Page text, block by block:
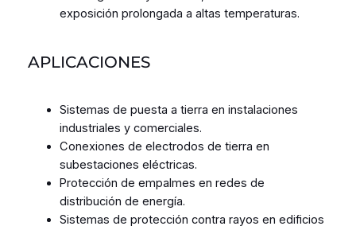
exposición prolongada a altas temperaturas.
APLICACIONES
Sistemas de puesta a tierra en instalaciones
industriales y comerciales.
Conexiones de electrodos de tierra en
subestaciones eléctricas.
Protección de empalmes en redes de
distribución de energía.
Sistemas de protección contra rayos en edificios